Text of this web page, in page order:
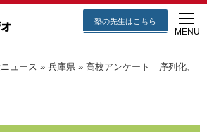
塾の先生はこちら
MENU
ュース » 兵庫県 » 高校アンケート 序列化、